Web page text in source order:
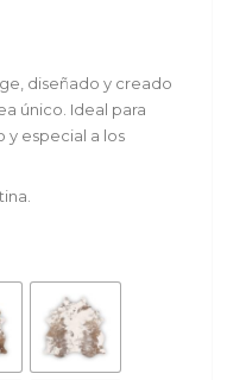
diseñado y creado
único. Ideal para
y especial a los